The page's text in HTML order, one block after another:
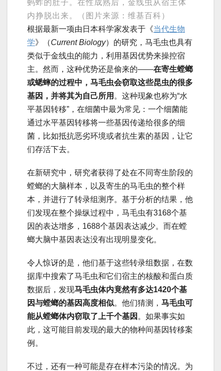
蚂蚱的肚子。在性成熟后，金线虫从宿主体
内挣脱出来。（图片来源：维基百科）
根据最新一项由日本科学家发表于《当代生物
学》（Current Biology）的研究，马毛虫也具有
类似于金线虫的能力，利用基因优势来操控宿
主。然而，这种优势还是偷来的——在寄生螳螂
或蟋蟀的过程中，马毛虫会窃取这些昆虫的很多
基因，并将其为自己所用 。这种现象也称为“水
平基因转移”，在细菌中最为常见：一个细菌能
通过水平基因转移将一些基因传递给很多的细
菌，比如抵抗恶劣环境或者抗生素的基因，让它
们存活下去。
在新研究中，研究者获得了处在不同寄生阶段的
螳螂的大脑样本，以及寄生的马毛虫的整个样
本，并进行了转录组测序。基于分析的结果，他
们发现在整个操纵过程中，马毛虫有3168个基
因的表达增多，1688个基因表达减少。而在螳
螂大脑中基因表达没有出现明显变化。
令人惊讶的是，他们基于这些转录组数据，在数
据库中搜索了马毛虫和它们宿主的核酸和蛋白质
数据后，发现马毛虫体内竟然有多达1420个基
因与螳螂的基因高度相似。他们猜测， 马毛虫可
能从螳螂体内窃取了上千个基因 。如果事实如
此，这可能目前发现的最大的物种间基因转移案
例。
不过，还有一种可能是存在样本污染的情况。为